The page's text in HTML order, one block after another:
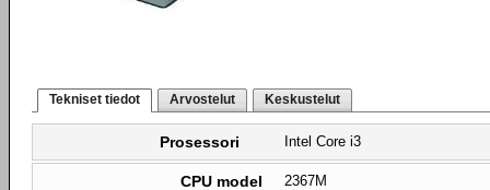
Tekniset tiedot Arvostelut Keskustelut
Prosessori Intel Core i3
CPU model 2367M